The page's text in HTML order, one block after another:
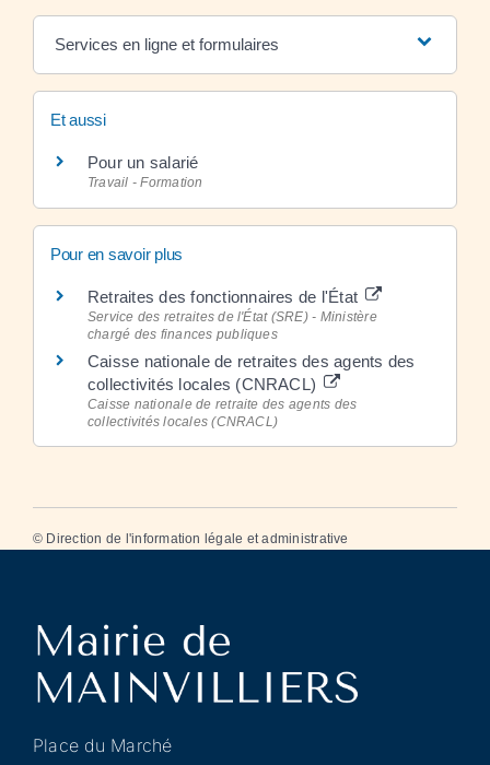
Services en ligne et formulaires
Et aussi
Pour un salarié
Travail - Formation
Pour en savoir plus
Retraites des fonctionnaires de l'État
Service des retraites de l'État (SRE) - Ministère
chargé des finances publiques
Caisse nationale de retraites des agents des
collectivités locales (CNRACL)
Caisse nationale de retraite des agents des
collectivités locales (CNRACL)
© Direction de l'information légale et administrative
Place du Marché